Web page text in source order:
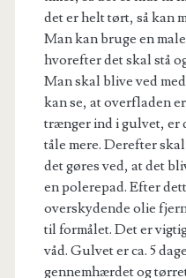
det er helt tørt, så kan
Man kan bruge en
hvorefter det skal stå
Man skal blive ved
kan se, at overfladen
trænger ind i gulvet, er
tåle mere. Derefter
det gøres ved, at det
en polerepad. Efter
overskydende olie
til formålet. Det er
våd. Gulvet er ca. 5
gennemhærdet og